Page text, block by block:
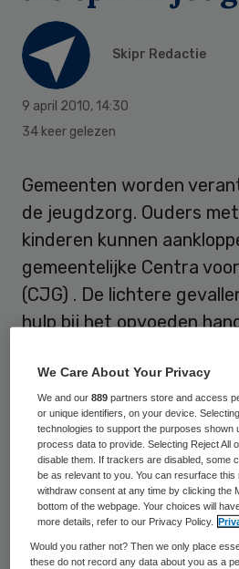
Skipr Redactie
9 april 2010, 14:30
34 keer gelezen
Gemeenten worden
de jeugdzorg. Ouders
kinderen kunnen
gemeentelijke Centra
(CJG) . De lichtere
hulp bij het opvoeden
het CJG de jeugdzorg of
gezondheidszorg in.
Kritiek op huidige
Dat staat in de visie van
bekend werd. Nu zijn de
We Care About Your Privacy
We and our889 partners store and access
or unique identifiers, on your device.
technologies to support the purposes shown
process data to provide. Selecting Reject All
disable them. If trackers are disabled, some
be as relevant to you. You can resurface
withdraw consent at any time by clicking the
bottom of the webpage. Your choices will
more details, refer to our Privacy Policy.
Would you rather not? Then we only place
these do not record any data about you as a